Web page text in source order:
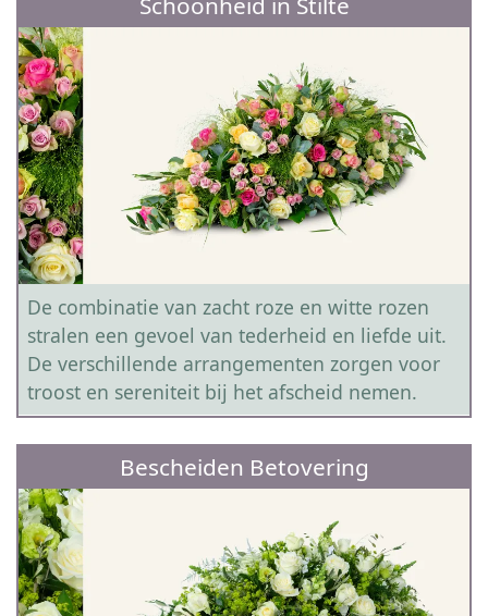
De combinatie van zacht roze en witte rozen
stralen een gevoel van tederheid en liefde uit.
De verschillende arrangementen zorgen voor
troost en sereniteit bij het afscheid nemen.
Bescheiden Betovering